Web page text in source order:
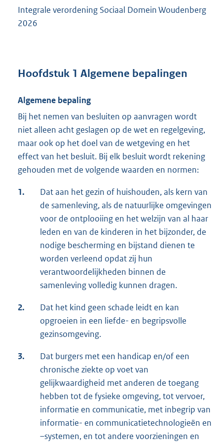
Integrale verordening Sociaal Domein Woudenberg
2026
Hoofdstuk 1 Algemene bepalingen
Algemene bepaling
Bij het nemen van besluiten op aanvragen wordt
niet alleen acht geslagen op de wet en regelgeving,
maar ook op het doel van de wetgeving en het
effect van het besluit. Bij elk besluit wordt rekening
gehouden met de volgende waarden en normen:
1.
Dat aan het gezin of huishouden, als kern van
de samenleving, als de natuurlijke omgevingen
voor de ontplooiing en het welzijn van al haar
leden en van de kinderen in het bijzonder, de
nodige bescherming en bijstand dienen te
worden verleend opdat zij hun
verantwoordelijkheden binnen de
samenleving volledig kunnen dragen.
2.
Dat het kind geen schade leidt en kan
opgroeien in een liefde- en begripsvolle
gezinsomgeving.
3.
Dat burgers met een handicap en/of een
chronische ziekte op voet van
gelijkwaardigheid met anderen de toegang
hebben tot de fysieke omgeving, tot vervoer,
informatie en communicatie, met inbegrip van
informatie- en communicatietechnologieën en
–systemen, en tot andere voorzieningen en